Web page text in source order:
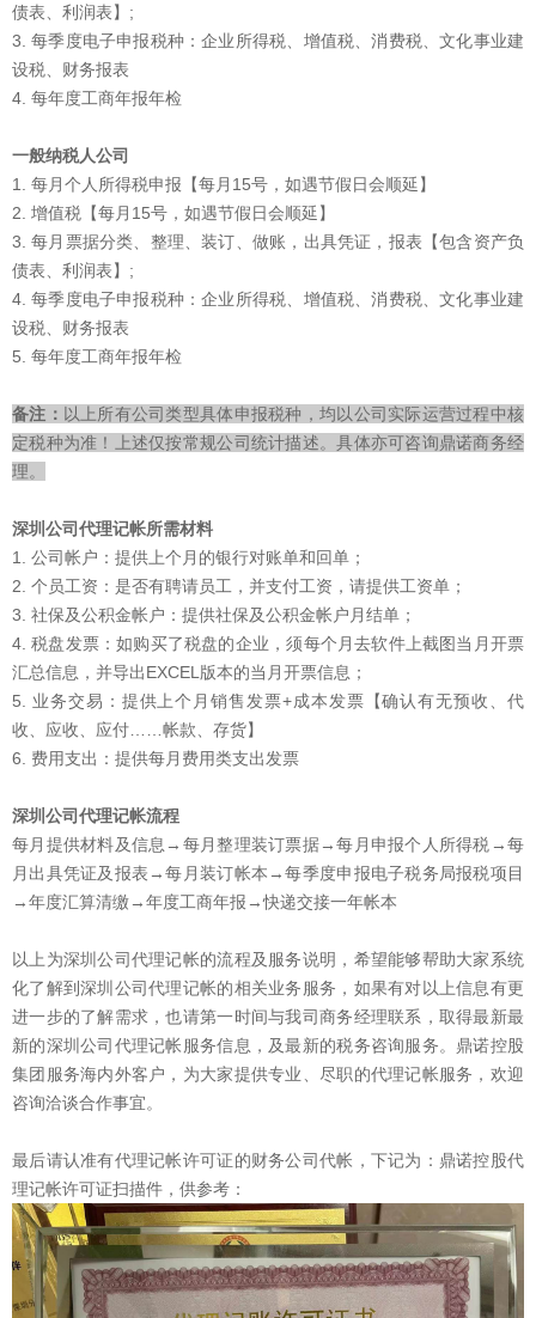
债表、利润表】;
3. 每季度电子申报税种：企业所得税、增值税、消费税、文化事业建
设税、财务报表
4. 每年度工商年报年检
一般纳税人公司
1. 每月个人所得税申报【每月15号，如遇节假日会顺延】
2. 增值税【每月15号，如遇节假日会顺延】
3. 每月票据分类、整理、装订、做账，出具凭证，报表【包含资产负
债表、利润表】;
4. 每季度电子申报税种：企业所得税、增值税、消费税、文化事业建
设税、财务报表
5. 每年度工商年报年检
备注： 以上所有公司类型具体申报税种，均以公司实际运营过程中核
定税种为准！上述仅按常规公司统计描述。具体亦可咨询鼎诺商务经
理。
深圳公司代理记帐所需材料
1. 公司帐户：提供上个月的银行对账单和回单；
2. 个员工资：是否有聘请员工，并支付工资，请提供工资单；
3. 社保及公积金帐户：提供社保及公积金帐户月结单；
4. 税盘发票：如购买了税盘的企业，须每个月去软件上截图当月开票
汇总信息，并导出EXCEL版本的当月开票信息；
5. 业务交易：提供上个月销售发票+成本发票【确认有无预收、代
收、应收、应付……帐款、存货】
6. 费用支出：提供每月费用类支出发票
深圳公司代理记帐流程
每月提供材料及信息→每月整理装订票据→每月申报个人所得税→每
月出具凭证及报表→每月装订帐本→每季度申报电子税务局报税项目
→年度汇算清缴→年度工商年报→快递交接一年帐本
以上为深圳公司代理记帐的流程及服务说明，希望能够帮助大家系统
化了解到深圳公司代理记帐的相关业务服务，如果有对以上信息有更
进一步的了解需求，也请第一时间与我司商务经理联系，取得最新最
新的深圳公司代理记帐服务信息，及最新的税务咨询服务。鼎诺控股
集团服务海内外客户，为大家提供专业、尽职的代理记帐服务，欢迎
咨询洽谈合作事宜。
最后请认准有代理记帐许可证的财务公司代帐，下记为：鼎诺控股代
理记帐许可证扫描件，供参考：